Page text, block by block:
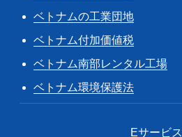
ベトナムの工業団地
ベトナム付加価値税
ベトナム南部レンタル工場
ベトナム環境保護法
Eサービス